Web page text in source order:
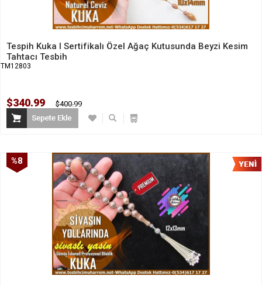
Tespih Kuka I Sertifikalı Özel Ağaç Kutusunda Beyzi Kesim
Tahtacı Tesbih
TM12803
$340.99 $400.99
%8